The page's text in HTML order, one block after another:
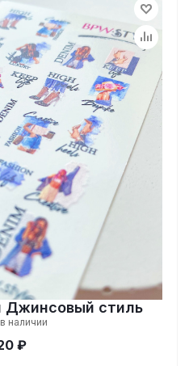
Джинсовый стиль
наличии
₽